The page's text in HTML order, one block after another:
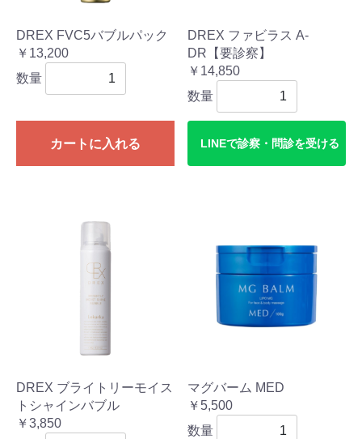
DREX FVC5バブルパック
￥13,200
数量
カートに入れる
DREX ファビラス A-
DR【要診察】
￥14,850
数量
LINEで診察・問診を受ける
DREX ブライトリーモイス
トシャインバブル
￥3,850
マグバーム MED
￥5,500
数量